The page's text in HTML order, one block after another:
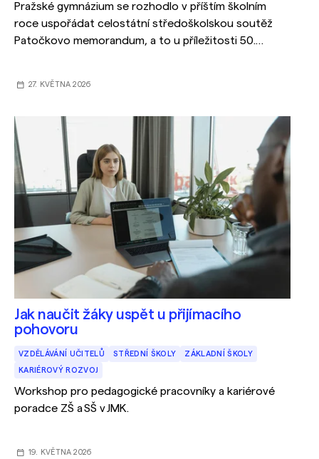
Pražské gymnázium se rozhodlo v příštím školním
roce uspořádat celostátní středoškolskou soutěž
Patočkovo memorandum, a to u příležitosti 50.
27. KVĚTNA 2026
Jak naučit žáky uspět u přijímacího
pohovoru
VZDĚLÁVÁNÍ UČITELŮ STŘEDNÍ ŠKOLY ZÁKLADNÍ ŠKOLY
KARIÉROVÝ ROZVOJ
Workshop pro pedagogické pracovníky a kariérové
poradce ZŠ a SŠ v JMK.
19. KVĚTNA 2026